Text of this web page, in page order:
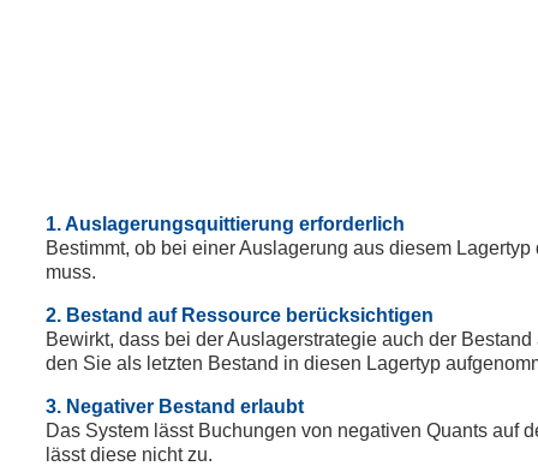
1. Auslagerungsquittierung erforderlich
Bestimmt, ob bei einer Auslagerung aus diesem
muss.
2. Bestand auf Ressource berücksichtigen
Bewirkt, dass bei der Auslagerstrategie auch der
den Sie als letzten Bestand in diesen Lagertyp
3. Negativer Bestand erlaubt
Das System lässt Buchungen von negativen Quants auf
lässt diese nicht zu.